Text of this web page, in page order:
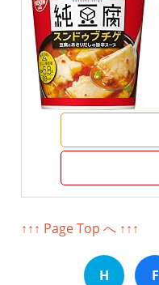
↑↑↑ Page Top へ ↑↑↑
H F